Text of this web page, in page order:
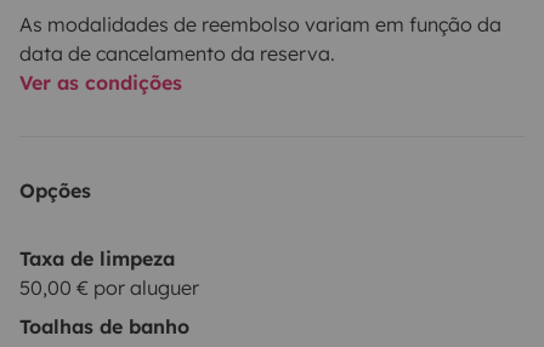
As modalidades de reembolso variam em função da
data de cancelamento da reserva.
Ver as condições
Opções
Taxa de limpeza
50,00 € por aluguer
Toalhas de banho